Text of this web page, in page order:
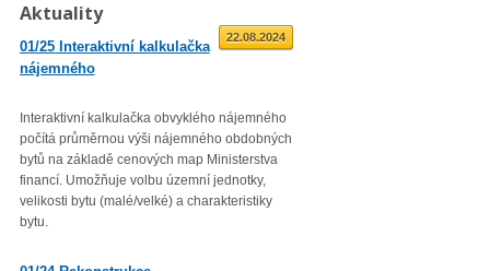
Aktuality
01/25 Interaktivní kalkulačka
nájemného
01.09.2025
Interaktivní kalkulačka obvyklého nájemného
počítá průměrnou výši nájemného obdobných
bytů na základě cenových map Ministerstva
financí. Umožňuje volbu územní jednotky,
velikosti bytu (malé/velké) a charakteristiky
bytu.
22.08.2024
02/23 Zveřejnění průměrné